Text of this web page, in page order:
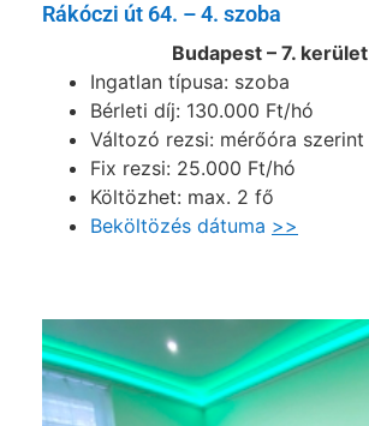
Rákóczi út 64. – 4. szoba
Budapest – 7. kerület
Ingatlan típusa: szoba
Bérleti díj: 130.000 Ft/hó
Változó rezsi: mérőóra szerint
Fix rezsi: 25.000 Ft/hó
Költözhet: max. 2 fő
Beköltözés dátuma >>